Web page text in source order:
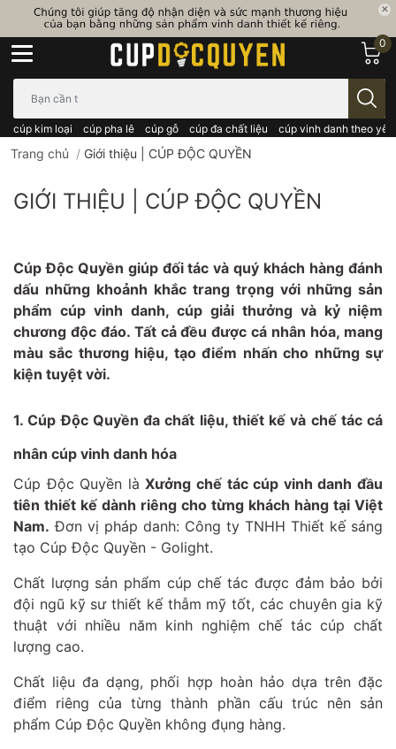
cúp kim loại cúp pha lê cúp gỗ cúp đa chất liệu cúp vinh danh theo
0
Trang chủ / Giới thiệu | CÚP ĐỘC QUYỀN
GIỚI THIỆU | CÚP ĐỘC QUYỀN
Cúp Độc Quyền giúp đối tác và quý khách hàng đánh
dấu những khoảnh khắc trang trọng với những sản
phẩm cúp vinh danh, cúp giải thưởng và kỷ niệm
chương độc đáo. Tất cả đều được cá nhân hóa, mang
màu sắc thương hiệu, tạo điểm nhấn cho những sự
kiện tuyệt vời.
1.Cúp Độc Quyền đa chất liệu, thiết kế và chế tác cá
nhân cúp vinh danh hóa
Cúp Độc Quyền làXưởng chế tác cúp vinh danh đầu
tiên thiết kế dành riêng cho từng khách hàng tại Việt
Nam. Đơn vị pháp danh: Công ty TNHH Thiết kế sáng
tạo Cúp Độc Quyền - Golight.
Chất lượng sản phẩm cúp chế tác được đảm bảo bởi
đội ngũ kỹ sư thiết kế thẫm mỹ tốt, các chuyên gia kỹ
thuật với nhiều năm kinh nghiệm chế tác cúp chất
lượng cao.
Chất liệu đa dạng, phối hợp hoàn hảo dựa trên đặc
điểm riêng của từng thành phần cấu trúc nên sản
phẩm Cúp Độc Quyền không đụng hàng.